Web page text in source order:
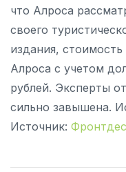
что Алроса
своего
издания,
Алроса с учетом
рублей. Эксперты
сильно завышена.
Источник: